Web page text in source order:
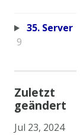
35. Server
9
Zuletzt
geändert
Jul 23, 2024